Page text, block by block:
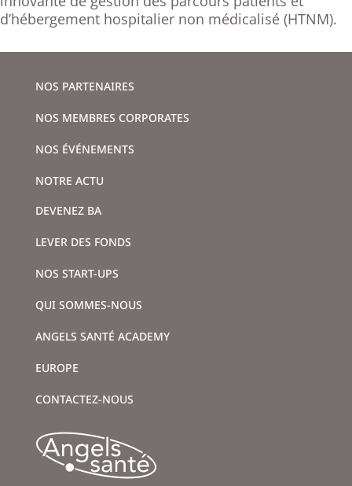
d’hébergement hospitalier non médicalisé (HTNM).
NOS PARTENAIRES
NOS MEMBRES CORPORATES
NOS ÉVÉNEMENTS
NOTRE ACTU
DEVENEZ BA
LEVER DES FONDS
NOS START-UPS
QUI SOMMES-NOUS
ANGELS SANTÉ ACADEMY
EUROPE
CONTACTEZ-NOUS